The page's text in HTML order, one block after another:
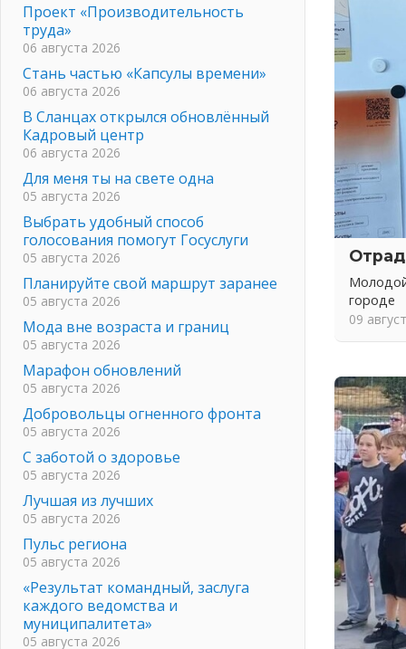
городе
09
Проект «Производительность
труда»
06 августа 2026
Стань частью «Капсулы времени»
06 августа 2026
В Сланцах открылся обновлённый
Кадровый центр
06 августа 2026
Для меня ты на свете одна
05 августа 2026
Выбрать удобный способ
голосования помогут Госуслуги
05 августа 2026
Планируйте свой маршрут заранее
05 августа 2026
Мода вне возраста и границ
05 августа 2026
Марафон обновлений
05 августа 2026
Добровольцы огненного фронта
05 августа 2026
С заботой о здоровье
05 августа 2026
Лучшая из лучших
05 августа 2026
Пульс региона
05 августа 2026
«Результат командный, заслуга
каждого ведомства и
муниципалитета»
05 августа 2026